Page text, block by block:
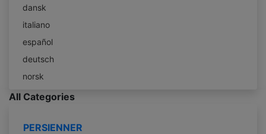
dansk
italiano
español
deutsch
norsk
All Categories
PERSIENNER